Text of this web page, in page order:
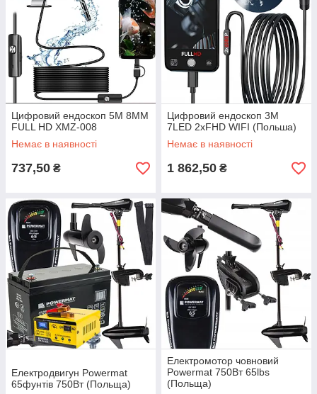
Цифровий ендоскоп 5M 8MM
FULL HD XMZ-008
Немає в наявності
737,50 ₴
Цифровий ендоскоп 3M
7LED 2xFHD WIFI (Польша)
Немає в наявності
1 862,50 ₴
Електродвигун Powermat
65фунтів 750Вт (Польща)
Електромотор човновий
Powermat 750Вт 65lbs
(Польща)